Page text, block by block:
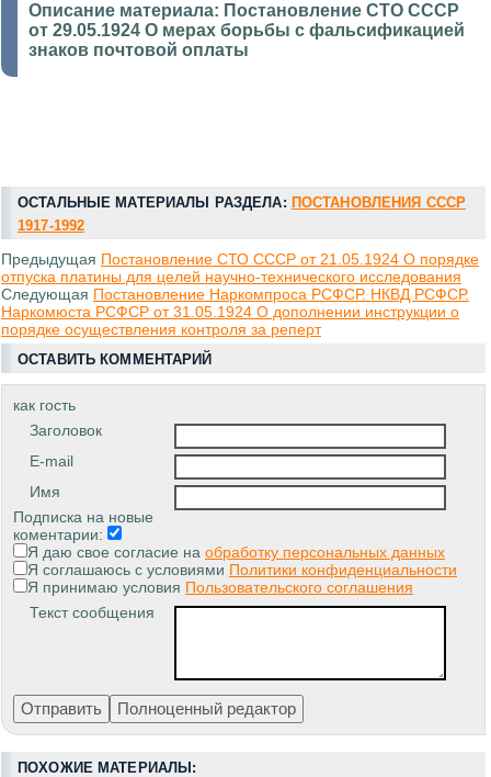
Описание материала: Постановление СТО СССР
от 29.05.1924 О мерах борьбы с фальсификацией
знаков почтовой оплаты
ОСТАЛЬНЫЕ МАТЕРИАЛЫ РАЗДЕЛА: ПОСТАНОВЛЕНИЯ СССР
1917-1992
Предыдущая Постановление СТО СССР от 21.05.1924 О порядке
отпуска платины для целей научно-технического исследования
Следующая Постановление Наркомпроса РСФСР. НКВД РСФСР.
Наркомюста РСФСР от 31.05.1924 О дополнении инструкции о
порядке осуществления контроля за реперт
ОСТАВИТЬ КОММЕНТАРИЙ
как гость
Заголовок
E-mail
Имя
Подписка на новые
коментарии:
Я даю свое согласие на обработку персональных данных
Я соглашаюсь с условиями Политики конфиденциальности
Я принимаю условия Пользовательского соглашения
Текст сообщения
ПОХОЖИЕ МАТЕРИАЛЫ: